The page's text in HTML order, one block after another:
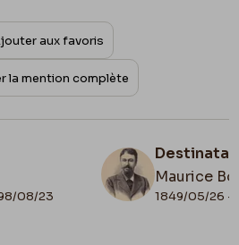
aux favoris
la mention complète
08/23
Maurice
1849/05/26 -